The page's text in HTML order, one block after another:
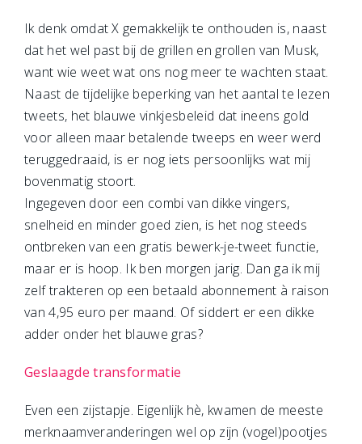
Ik denk omdat X gemakkelijk te onthouden is, naast
dat het wel past bij de grillen en grollen van Musk,
want wie weet wat ons nog meer te wachten staat.
Naast de tijdelijke beperking van het aantal te lezen
tweets, het blauwe vinkjesbeleid dat ineens gold
voor alleen maar betalende tweeps en weer werd
teruggedraaid, is er nog iets persoonlijks wat mij
bovenmatig stoort.
Ingegeven door een combi van dikke vingers,
snelheid en minder goed zien, is het nog steeds
ontbreken van een gratis bewerk-je-tweet functie,
maar er is hoop. Ik ben morgen jarig. Dan ga ik mij
zelf trakteren op een betaald abonnement à raison
van 4,95 euro per maand. Of siddert er een dikke
adder onder het blauwe gras?
Geslaagde transformatie
Even een zijstapje. Eigenlijk hè, kwamen de meeste
merknaamveranderingen wel op zijn (vogel)pootjes